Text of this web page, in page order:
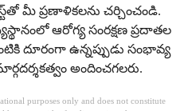
మీ ప్రణాళికలను చర్చించండి.
ఆరోగ్య సంరక్షణ ప్రదాతల
దూరంగా ఉన్నప్పుడు సంభావ్య
అందించగలరు.
purposes only and does not constitute